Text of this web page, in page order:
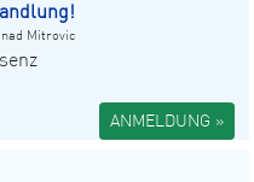
Mitrovic
ANMELDUNG »